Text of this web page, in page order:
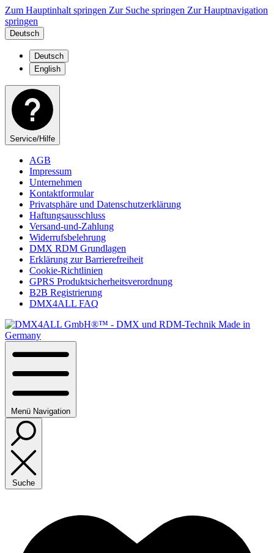
Zum Hauptinhalt springen Zur Suche springen Zur Hauptnavigation
springen
Deutsch
Deutsch
English
Service/Hilfe
AGB
Impressum
Unternehmen
Kontaktformular
Privatsphäre und Datenschutzerklärung
Haftungsausschluss
Versand-und-Zahlung
Widerrufsbelehrung
DMX RDM Grundlagen
Erklärung zur Barrierefreiheit
Cookie-Richtlinien
GPRS Produktsicherheitsverordnung
B2B Registrierung
DMX4ALL FAQ
Menü Navigation
Suche